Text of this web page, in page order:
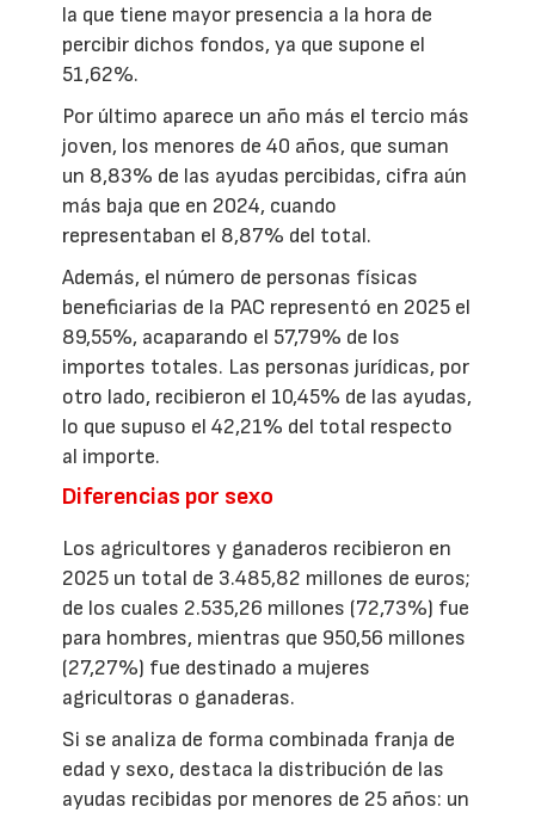
la que tiene mayor presencia a la hora de
percibir dichos fondos, ya que supone el
51,62%.
Por último aparece un año más el tercio más
joven, los menores de 40 años, que suman
un 8,83% de las ayudas percibidas, cifra aún
más baja que en 2024, cuando
representaban el 8,87% del total.
Además, el número de personas físicas
beneficiarias de la PAC representó en 2025 el
89,55%, acaparando el 57,79% de los
importes totales. Las personas jurídicas, por
otro lado, recibieron el 10,45% de las ayudas,
lo que supuso el 42,21% del total respecto
al importe.
Diferencias por sexo
Los agricultores y ganaderos recibieron en
2025 un total de 3.485,82 millones de euros;
de los cuales 2.535,26 millones (72,73%) fue
para hombres, mientras que 950,56 millones
(27,27%) fue destinado a mujeres
agricultoras o ganaderas.
Si se analiza de forma combinada franja de
edad y sexo, destaca la distribución de las
ayudas recibidas por menores de 25 años: un